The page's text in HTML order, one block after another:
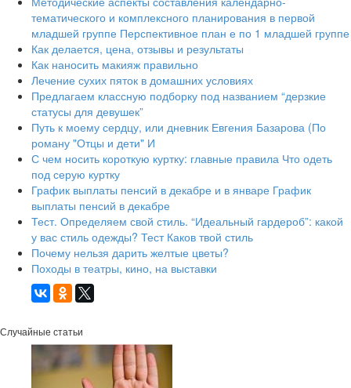
тематического и комплексного планирования в первой
младшей группе Перспективное план е по 1 младшей группе
Как делается, цена, отзывы и результаты
Как наносить макияж правильно
Лечение сухих пяток в домашних условиях
Предлагаем классную подборку под названием “дерзкие
статусы для девушек”
Путь к моему сердцу, или дневник Евгения Базарова (По
роману "Отцы и дети" И
С чем носить короткую куртку: главные правила Что одеть
под серую куртку
График выплаты пенсий в декабре и в январе График
выплаты пенсий в декабре
Тест. Определяем свой стиль. “Идеальный гардероб”: какой
у вас стиль одежды? Тест Каков твой стиль
Почему нельзя дарить желтые цветы?
Походы в театры, кино, на выставки
Случайные статьи